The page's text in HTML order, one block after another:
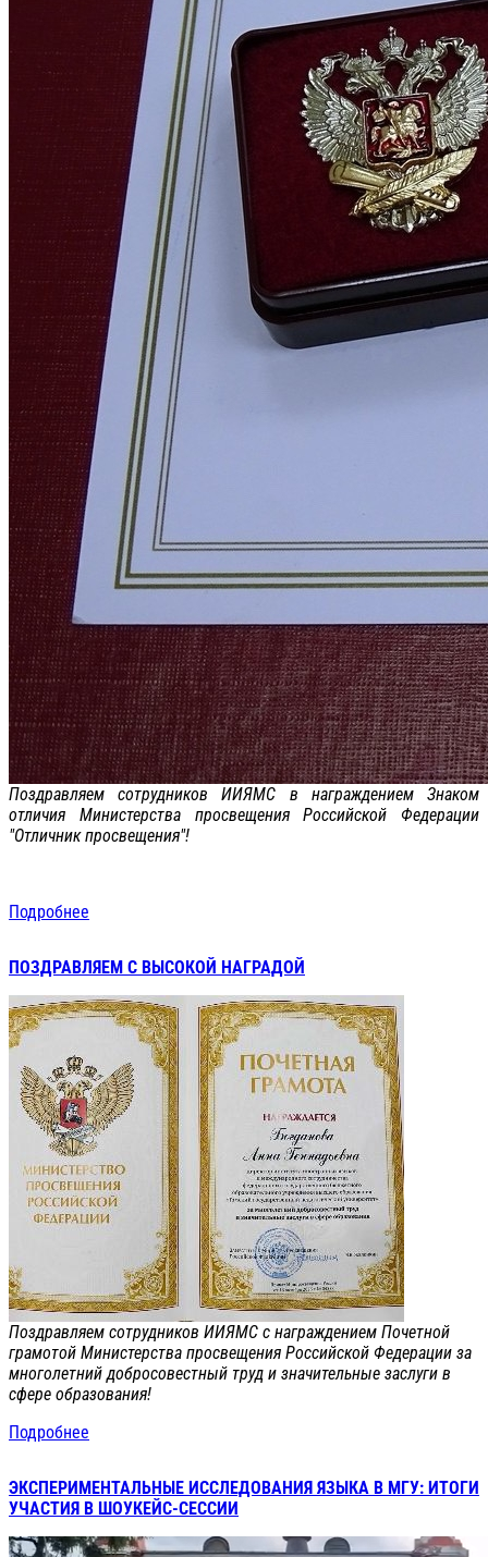
Поздравляем сотрудников ИИЯМС в награждением Знаком
отличия Министерства просвещения Российской Федерации
"Отличник просвещения"!
Подробнее
ПОЗДРАВЛЯЕМ С ВЫСОКОЙ НАГРАДОЙ
Поздравляем сотрудников ИИЯМС с награждением Почетной
грамотой Министерства просвещения Российской Федерации за
многолетний добросовестный труд и значительные заслуги в
сфере образования!
Подробнее
ЭКСПЕРИМЕНТАЛЬНЫЕ ИССЛЕДОВАНИЯ ЯЗЫКА В МГУ: ИТОГИ
УЧАСТИЯ В ШОУКЕЙС-СЕССИИ